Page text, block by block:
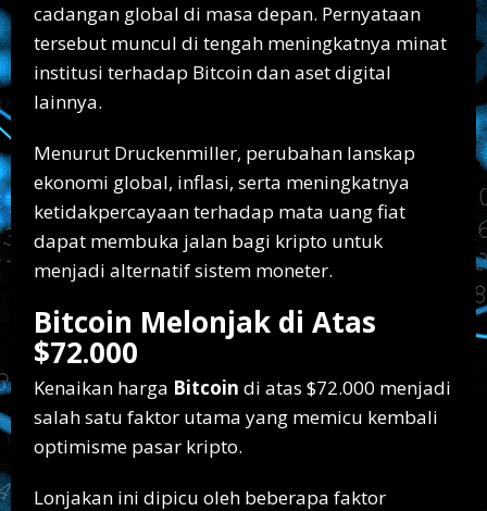
cadangan global di masa depan. Pernyataan
tersebut muncul di tengah meningkatnya minat
institusi terhadap Bitcoin dan aset digital
lainnya.
Menurut Druckenmiller, perubahan lanskap
ekonomi global, inflasi, serta meningkatnya
ketidakpercayaan terhadap mata uang fiat
dapat membuka jalan bagi kripto untuk
menjadi alternatif sistem moneter.
Bitcoin Melonjak di Atas
$72.000
Kenaikan harga Bitcoin di atas $72.000 menjadi
salah satu faktor utama yang memicu kembali
optimisme pasar kripto.
Lonjakan ini dipicu oleh beberapa faktor